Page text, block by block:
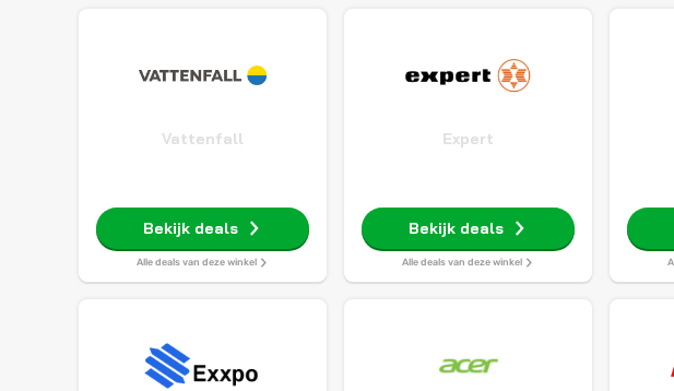
Vattenfall
Bekijk deals
Alle deals van deze winkel
Expert
Bekijk deals
Alle deals van deze winkel